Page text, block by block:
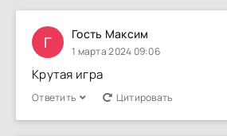
Г Гость Максим
1 марта 2024 09:06
Крутая игра
Ответить Цитировать